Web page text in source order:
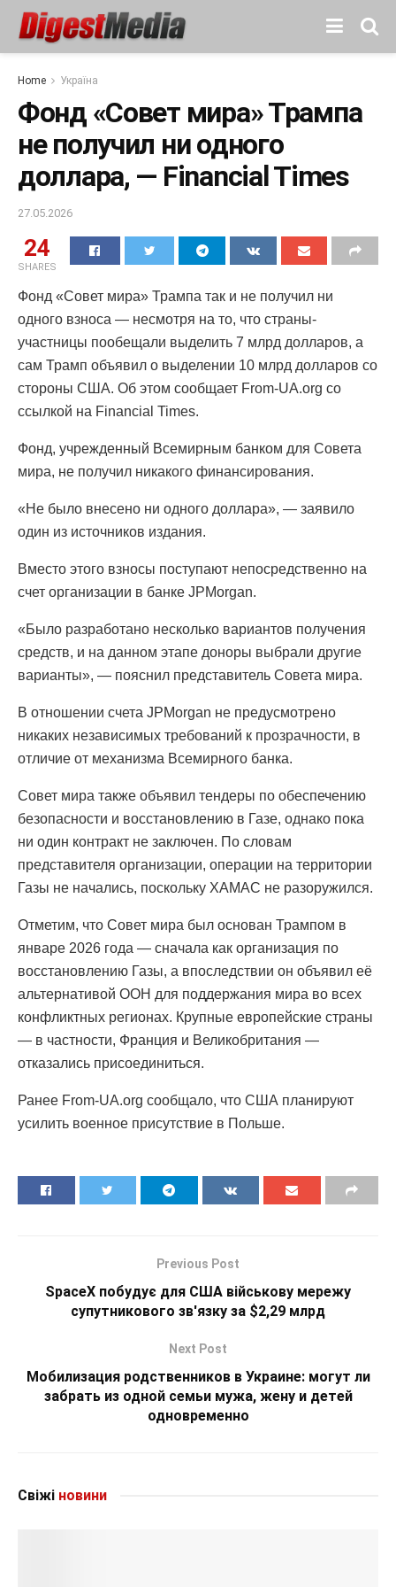
Home Україна
Фонд «Совет мира» Трампа
не получил ни одного
доллара, — Financial Times
27.05.2026
24
SHARES
Фонд «Совет мира» Трампа так и не получил ни
одного взноса — несмотря на то, что страны-
участницы пообещали выделить 7 млрд долларов, а
сам Трамп объявил о выделении 10 млрд долларов со
стороны США. Об этом сообщает From-UA.org со
ссылкой на Financial Times.
Фонд, учрежденный Всемирным банком для Совета
мира, не получил никакого финансирования.
«Не было внесено ни одного доллара», — заявило
один из источников издания.
Вместо этого взносы поступают непосредственно на
счет организации в банке JPMorgan.
«Было разработано несколько вариантов получения
средств, и на данном этапе доноры выбрали другие
варианты», — пояснил представитель Совета мира.
В отношении счета JPMorgan не предусмотрено
никаких независимых требований к прозрачности, в
отличие от механизма Всемирного банка.
Совет мира также объявил тендеры по обеспечению
безопасности и восстановлению в Газе, однако пока
ни один контракт не заключен. По словам
представителя организации, операции на территории
Газы не начались, поскольку ХАМАС не разоружился.
Отметим, что Совет мира был основан Трампом в
январе 2026 года — сначала как организация по
восстановлению Газы, а впоследствии он объявил её
альтернативой ООН для поддержания мира во всех
конфликтных регионах. Крупные европейские страны
— в частности, Франция и Великобритания —
отказались присоединиться.
Ранее From-UA.org сообщало, что США планируют
усилить военное присутствие в Польше.
Previous Post
SpaceX побудує для США військову мережу
супутникового зв'язку за $2,29 млрд
Next Post
Мобилизация родственников в Украине: могут ли
забрать из одной семьи мужа, жену и детей
одновременно
Свіжі новини